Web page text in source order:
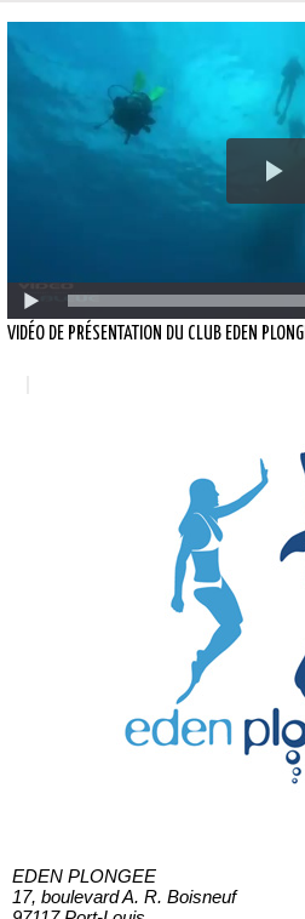
VIDÉO DE PRÉSENTATION DU CLUB EDEN
EDEN PLONGEE
17, boulevard A. R. Boisneuf